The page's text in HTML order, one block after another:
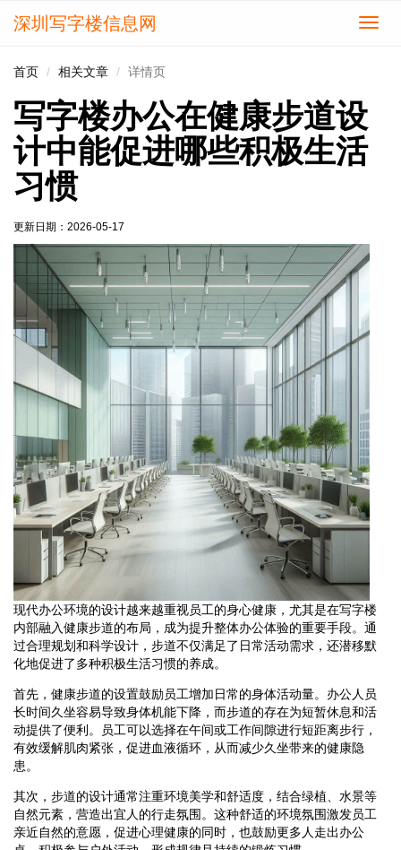
切
深圳写字楼信息网
首页 相关文章 详情页
写字楼办公在健康步道设
计中能促进哪些积极生活
习惯
更新日期： 2026-05-17
现代办公环境的设计越来越重视员工的身心健康，尤其是在写字楼
内部融入健康步道的布局，成为提升整体办公体验的重要手段。通
过合理规划和科学设计，步道不仅满足了日常活动需求，还潜移默
化地促进了多种积极生活习惯的养成。
首先，健康步道的设置鼓励员工增加日常的身体活动量。办公人员
长时间久坐容易导致身体机能下降，而步道的存在为短暂休息和活
动提供了便利。员工可以选择在午间或工作间隙进行短距离步行，
有效缓解肌肉紧张，促进血液循环，从而减少久坐带来的健康隐
患。
其次，步道的设计通常注重环境美学和舒适度，结合绿植、水景等
自然元素，营造出宜人的行走氛围。这种舒适的环境氛围激发员工
亲近自然的意愿，促进心理健康的同时，也鼓励更多人走出办公